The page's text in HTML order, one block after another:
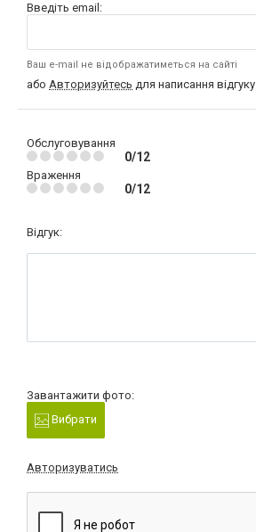
Введіть email:
Ваш e-mail не відображатиметься на сайті
або Авторизуйтесь для написання відгуку
Обслуговування
0/12
Враження
0/12
Відгук:
Завантажити фото:
Вибрати
Авторизуватись